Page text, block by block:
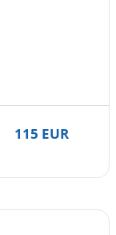
115 EUR